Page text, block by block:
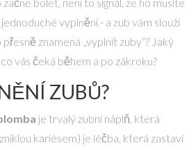
vyplnění - a zub vám slouží
znamená „vyplnit zuby“? Jaký
vás čeká během a po zákroku?
ZUBŮ?
je trvalý zubní náplň, která
kariésem) je léčba, která zastaví